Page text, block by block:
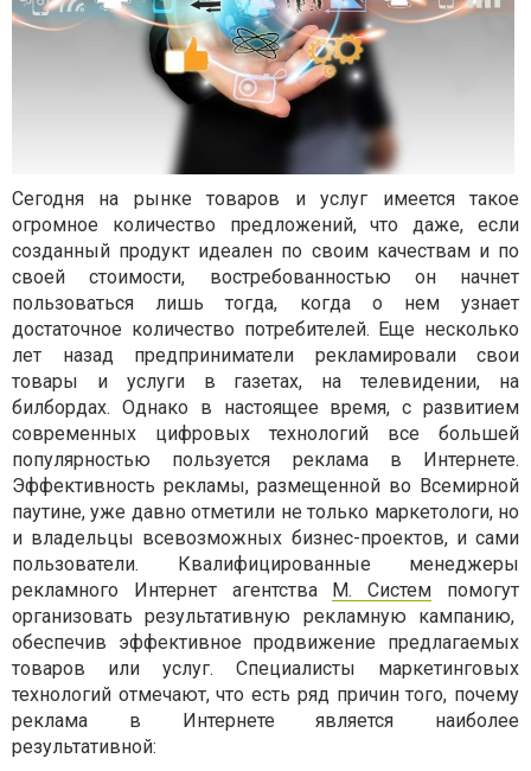
Сегодня на рынке товаров и услуг имеется такое
огромное количество предложений, что даже, если
созданный продукт идеален по своим качествам и по
своей стоимости, востребованностью он начнет
пользоваться лишь тогда, когда о нем узнает
достаточное количество потребителей. Еще несколько
лет назад предприниматели рекламировали свои
товары и услуги в газетах, на телевидении, на
билбордах. Однако в настоящее время, с развитием
современных цифровых технологий все большей
популярностью пользуется реклама в Интернете.
Эффективность рекламы, размещенной во Всемирной
паутине, уже давно отметили не только маркетологи, но
и владельцы всевозможных бизнес-проектов, и сами
пользователи. Квалифицированные менеджеры
рекламного Интернет агентства М. Систем помогут
организовать результативную рекламную кампанию,
обеспечив эффективное продвижение предлагаемых
товаров или услуг. Специалисты маркетинговых
технологий отмечают, что есть ряд причин того, почему
реклама в Интернете является наиболее
результативной: